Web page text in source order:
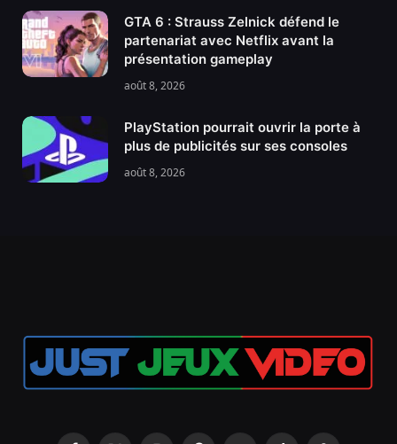
GTA 6 : Strauss Zelnick défend le
partenariat avec Netflix avant la
présentation gameplay
août 8, 2026
PlayStation pourrait ouvrir la porte à
plus de publicités sur ses consoles
août 8, 2026